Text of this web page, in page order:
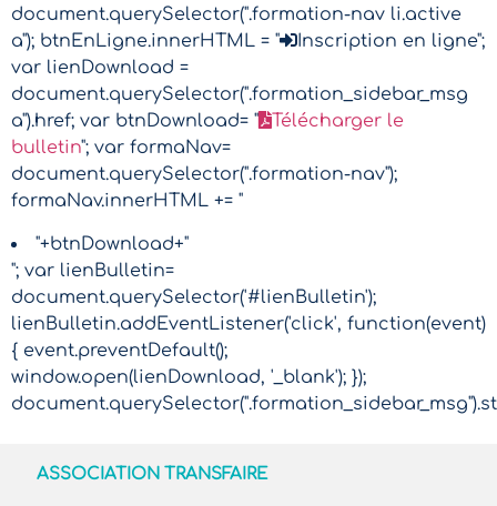
document.querySelector(".formation-nav li.active
a"); btnEnLigne.innerHTML = "
Inscription en ligne";
var lienDownload =
document.querySelector(".formation_sidebar_msg
a").href; var btnDownload= "
Télécharger le
bulletin"; var formaNav=
document.querySelector(".formation-nav");
formaNav.innerHTML += "
"+btnDownload+"
"; var lienBulletin=
document.querySelector('#lienBulletin');
lienBulletin.addEventListener('click', function(event)
{ event.preventDefault();
window.open(lienDownload, '_blank'); });
ASSOCIATION TRANSFAIRE